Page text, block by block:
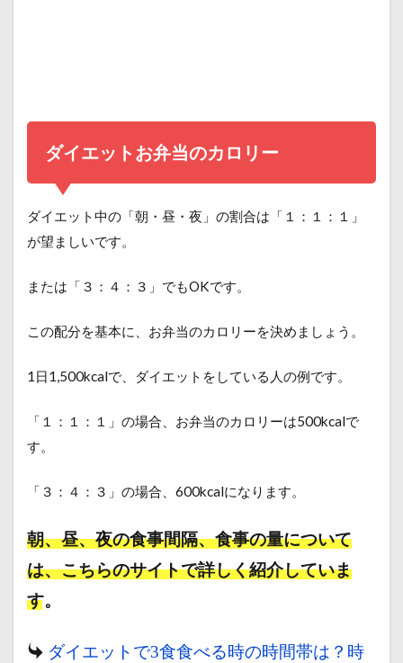
ダイエットお弁当のカロリー
ダイエット中の「朝・昼・夜」の割合は「１：１：１」
が望ましいです。
または「３：４：３」でもOKです。
この配分を基本に、お弁当のカロリーを決めましょう。
1日1,500kcalで、ダイエットをしている人の例です。
「１：１：１」の場合、お弁当のカロリーは500kcalで
す。
「３：４：３」 の場合、600kcalになります。
朝、昼、夜の食事間隔、食事の量について
は、こちらのサイトで詳しく紹介していま
す。
ダイエットで3食食べる時の時間帯は？時